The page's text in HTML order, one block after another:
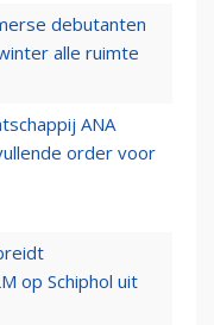
debutanten
alle ruimte
ANA
order voor
op Schiphol uit